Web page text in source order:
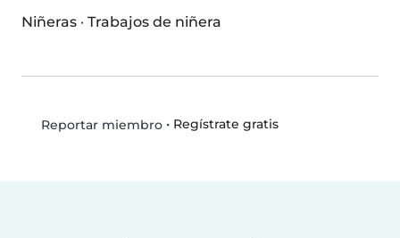
Niñeras · Trabajos de niñera
Reportar miembro• Regístrate gratis